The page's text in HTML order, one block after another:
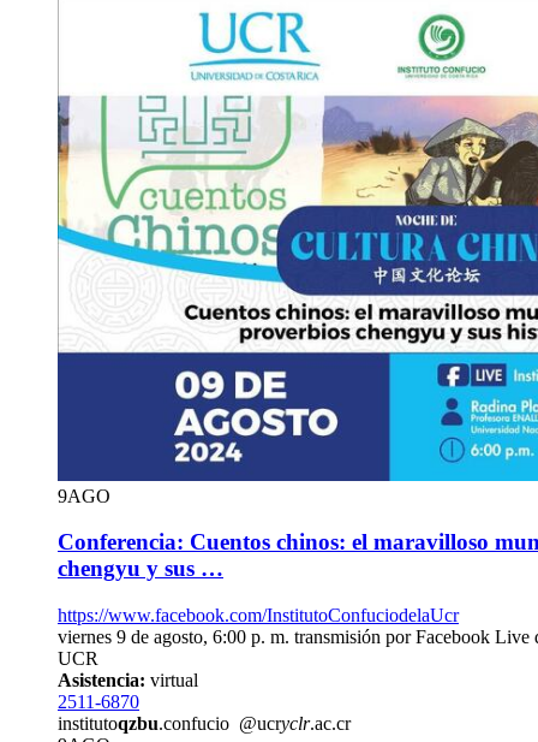
9AGO
Conferencia: Cuentos chinos: el maravilloso
chengyu y sus …
https://www.facebook.com/InstitutoConfuciodelaUcr
viernes 9 de agosto, 6:00 p. m. transmisión por Facebook
UCR
Asistencia: virtual
2511-6870
institutoqzbu.confucio @ucryclr.ac.cr